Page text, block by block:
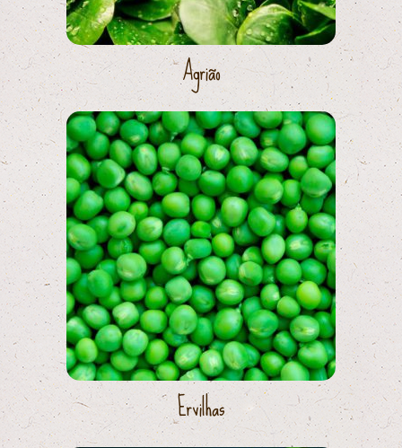
Agrião
Ervilhas